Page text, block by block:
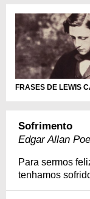
FRASES DE LEWIS
Sofrimento
Edgar Allan Poe
Para sermos
tenhamos